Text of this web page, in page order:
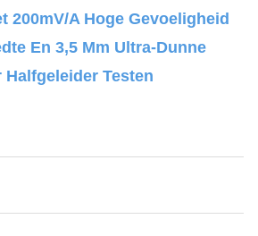
200mV/A Hoge Gevoeligheid
En 3,5 Mm Ultra-Dunne
Testen